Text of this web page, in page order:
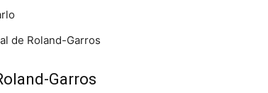
de Roland-Garros
Garros